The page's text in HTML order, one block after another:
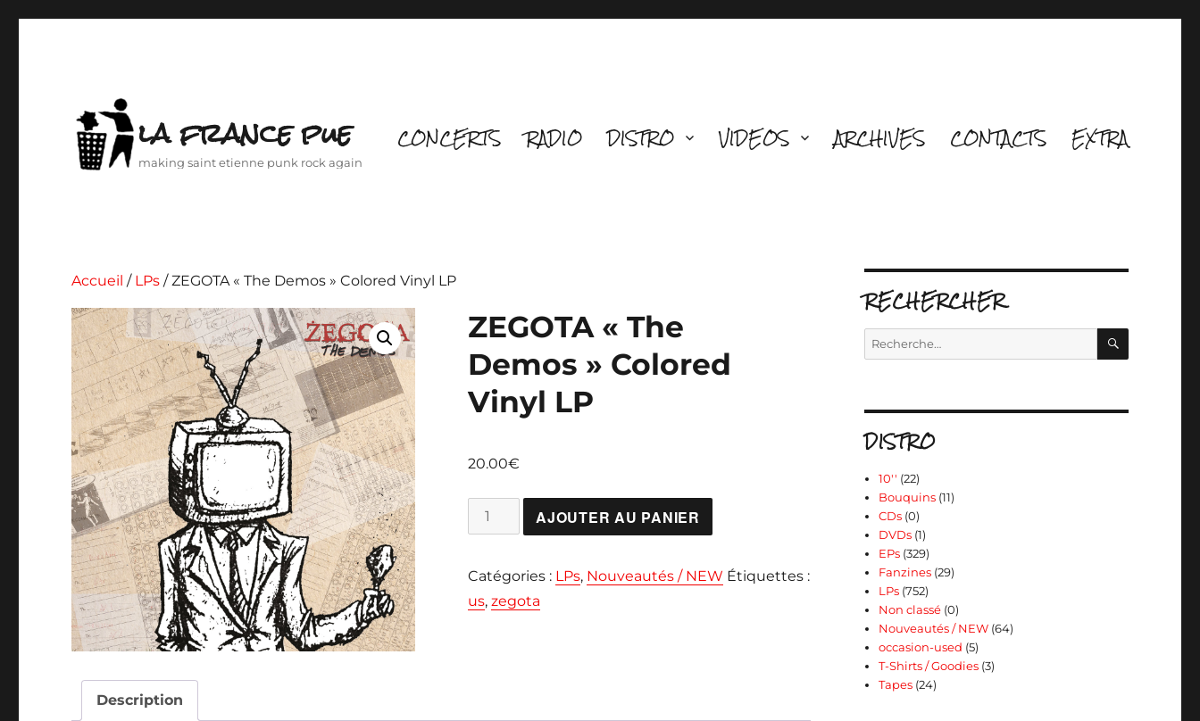
la france pue
making saint etienne punk rock again
CONCERTS RADIO DISTRO VIDEOS ARCHIVES CONTACTS EXTRA
Accueil / LPs / ZEGOTA « The Demos » Colored Vinyl LP
ZEGOTA « The
Demos » Colored
Vinyl LP
20.00€
quantité
de
"The
Demos"
AJOUTER AU PANIER
Catégories : LPs, Nouveautés / NEW Étiquettes :
us,zegota
Description
RECHERCHER
Recherche
DISTRO
10'' (22)
Bouquins (11)
CDs (0)
DVDs (1)
EPs (329)
Fanzines (29)
LPs (752)
Non classé (0)
Nouveautés / NEW (64)
occasion-used (5)
T-Shirts / Goodies (3)
Tapes (24)